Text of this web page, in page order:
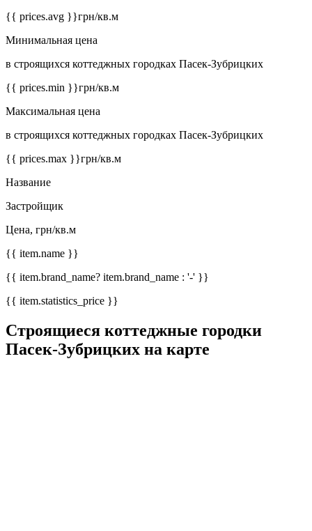
{{ prices.avg }}грн/кв.м
Минимальная цена
в строящихся коттеджных городках Пасек-Зубрицких
{{ prices.min }}грн/кв.м
Максимальная цена
в строящихся коттеджных городках Пасек-Зубрицких
{{ prices.max }}грн/кв.м
Название
Застройщик
Цена, грн/кв.м
{{ item.name }}
{{ item.brand_name? item.brand_name : '-' }}
{{ item.statistics_price }}
Строящиеся коттеджные городки
Пасек-Зубрицких на карте